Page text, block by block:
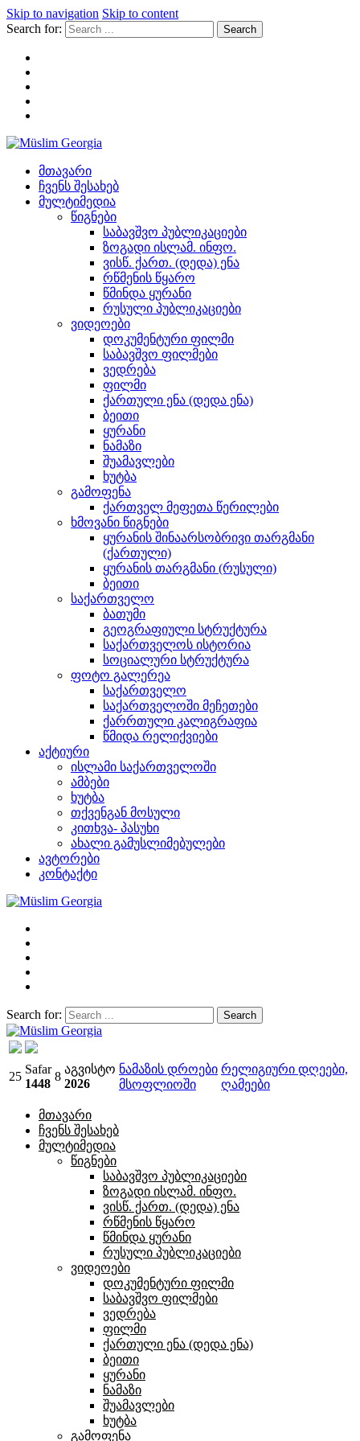
Skip to navigation Skip to content
Search for:
Müslim Georgia
მთავარი
ჩვენს შესახებ
მულტიმედია
წიგნები
საბავშვო პუბლიკაციები
ზოგადი ისლამ. ინფო.
ვისწ. ქართ. (დედა) ენა
რწმენის წყარო
წმინდა ყურანი
რუსული პუბლიკაციები
ვიდეოები
დოკუმენტური ფილმი
საბავშვო ფილმები
ვედრება
ფილმი
ქართული ენა (დედა ენა)
ბეითი
ყურანი
ნამაზი
შუამავლები
ხუტბა
გამოფენა
ქართველ მეფეთა წერილები
ხმოვანი წიგნები
ყურანის შინაარსობრივი თარგმანი
(ქართული)
ყურანის თარგმანი (რუსული)
ბეითი
საქართველო
ბათუმი
გეოგრაფიული სტრუქტურა
საქართველოს ისტორია
სოციალური სტრუქტურა
ფოტო გალერეა
საქართველო
საქართველოში მეჩეთები
ქარრთული კალიგრაფია
წმიდა რელიქვიები
აქტიური
ისლამი საქართველოში
ამბები
ხუტბა
თქვენგან მოსული
კითხვა- პასუხი
ახალი გამუსლიმებულები
ავტორები
კონტაქტი
Search for:
Müslim Georgia
25
Safar
1448
8
აგვისტო
2026
ნამაზის დროები
მსოფლიოში
რელიგიური დღეები,
ღამეები
მთავარი
ჩვენს შესახებ
მულტიმედია
წიგნები
საბავშვო პუბლიკაციები
ზოგადი ისლამ. ინფო.
ვისწ. ქართ. (დედა) ენა
რწმენის წყარო
წმინდა ყურანი
რუსული პუბლიკაციები
ვიდეოები
დოკუმენტური ფილმი
საბავშვო ფილმები
ვედრება
ფილმი
ქართული ენა (დედა ენა)
ბეითი
ყურანი
ნამაზი
შუამავლები
ხუტბა
გამოფენა